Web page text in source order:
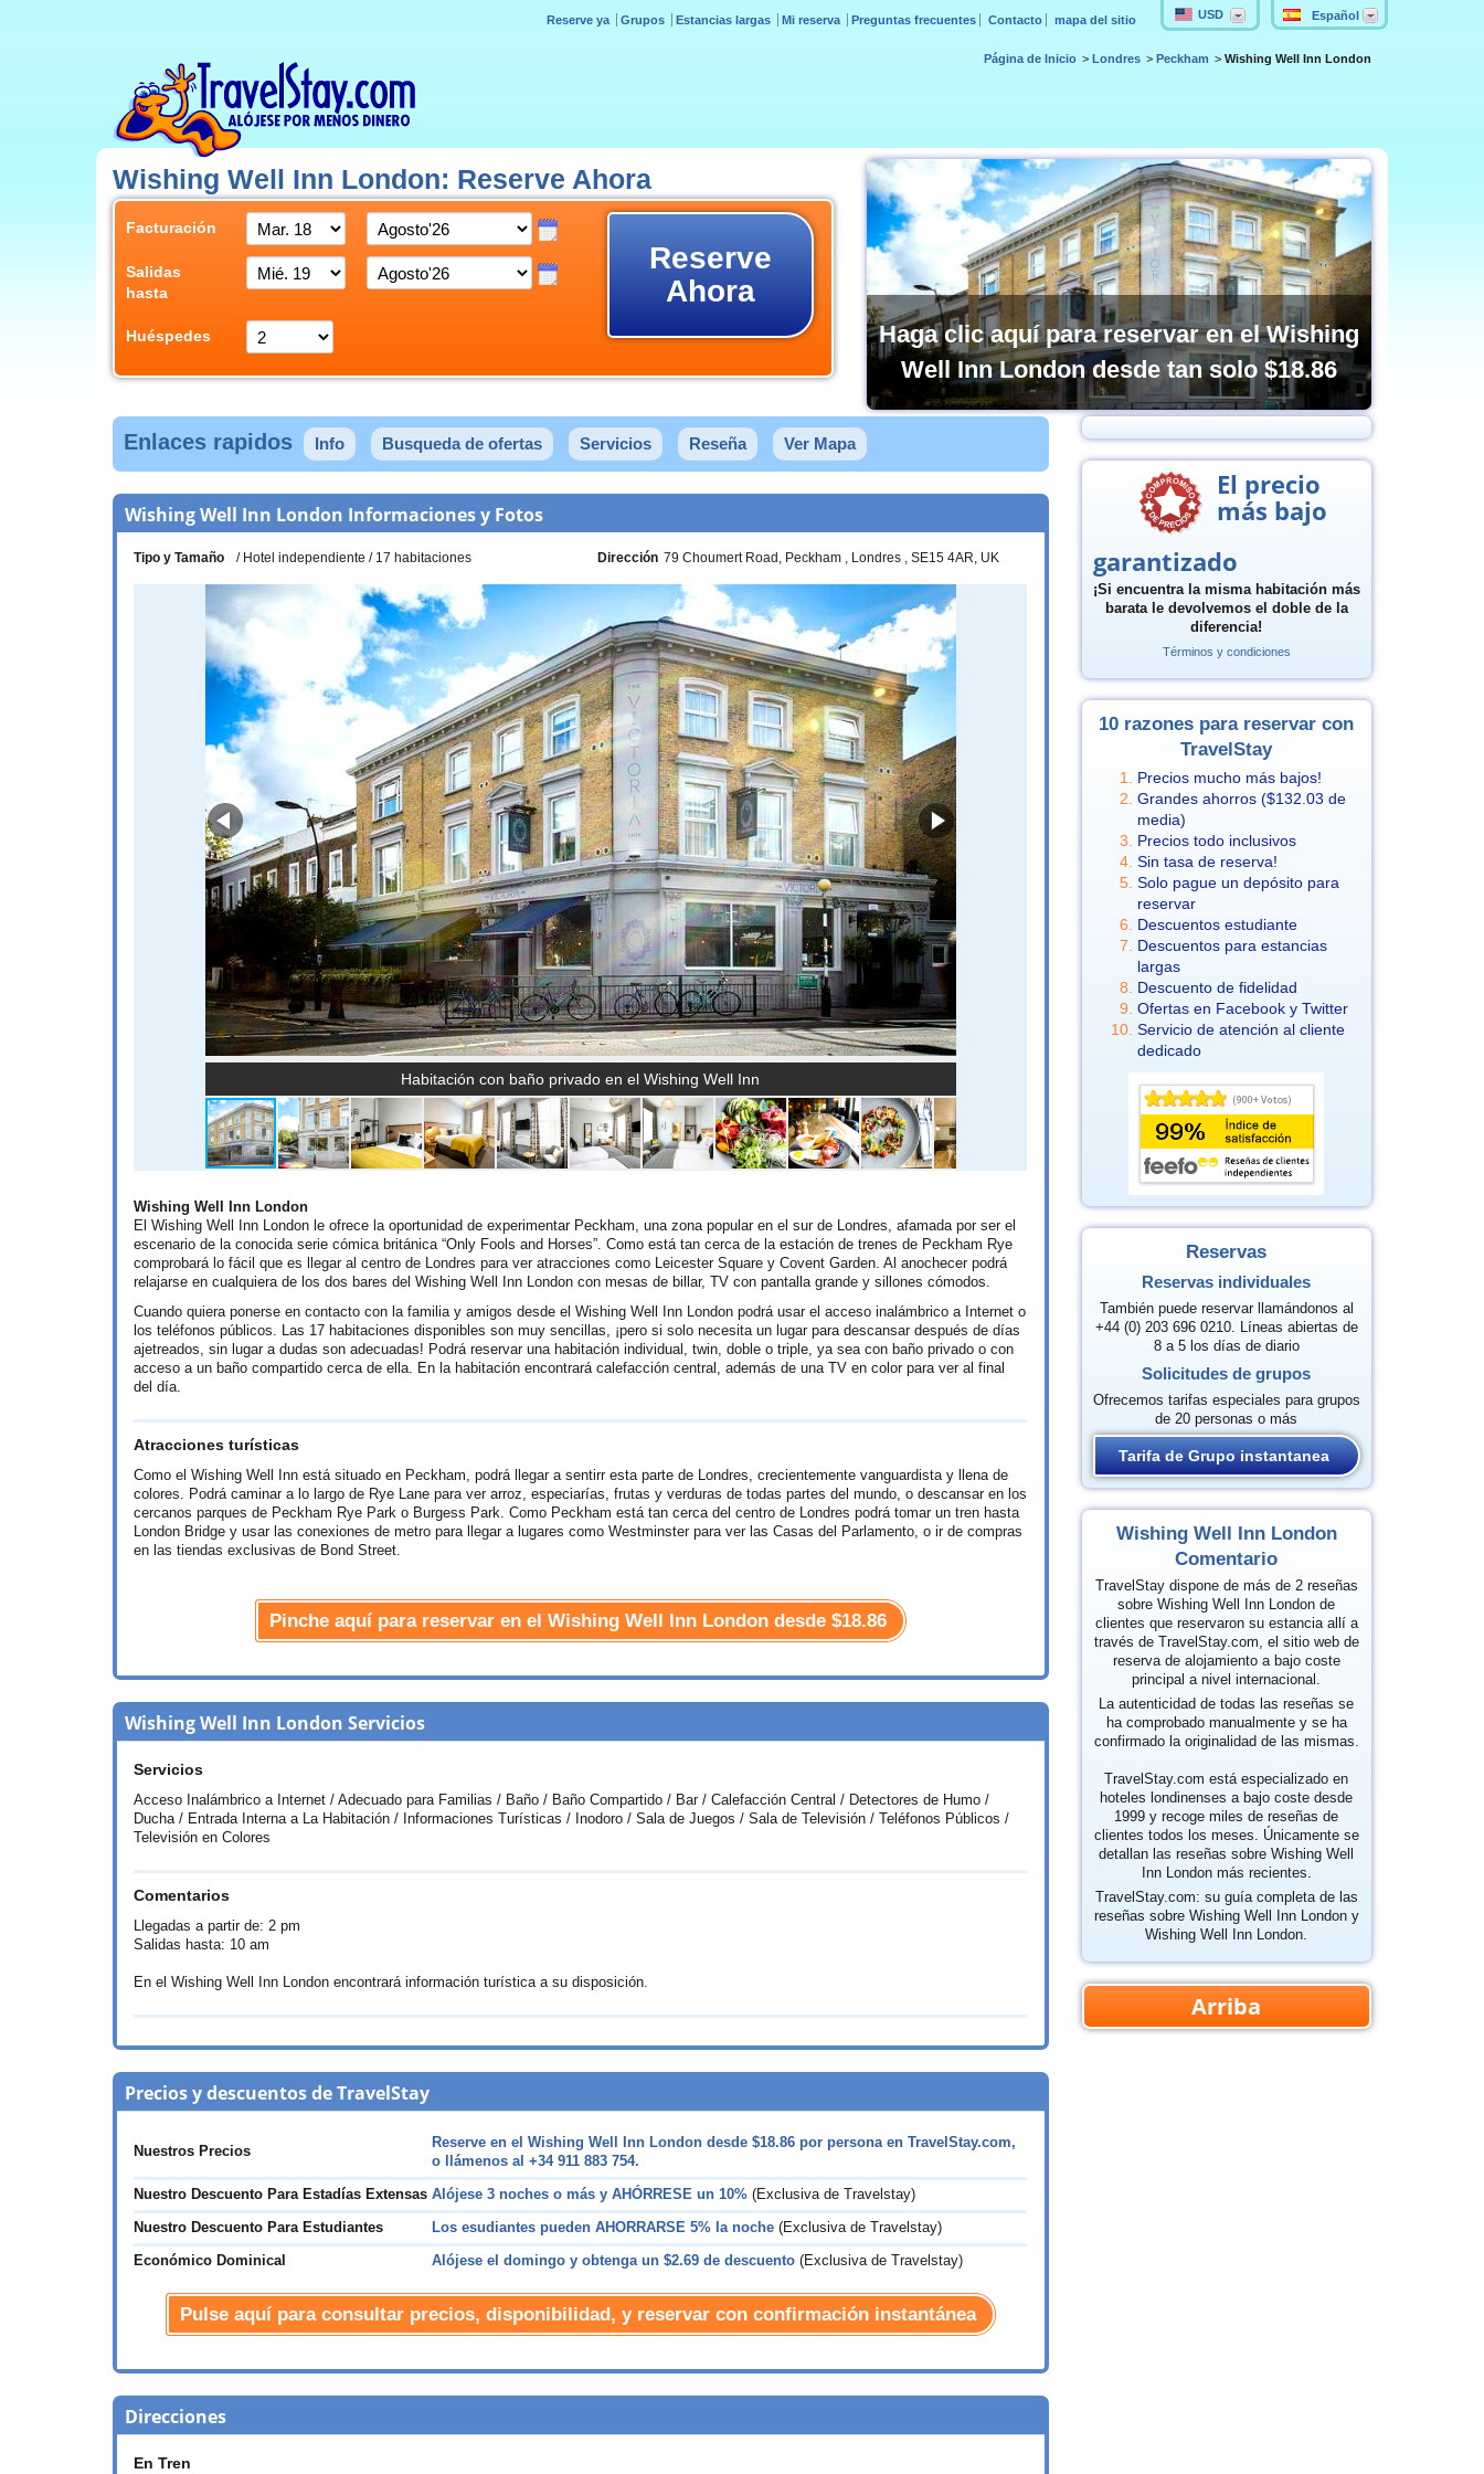
Español
USD
Reserve ya Grupos Estancias largas Mi reserva Preguntas frecuentes Contacto mapa del sitio
Página de Inicio Londres Peckham Wishing Well Inn London
Wishing Well Inn London: Reserve Ahora
Facturación
Salidas
hasta
Huéspedes
Reserve
Ahora
Haga clic aquí para reservar en el Wishing
Well Inn London desde tan solo $18.86
Enlaces rapidos Info Busqueda de ofertas Servicios Reseña Ver Mapa
Wishing Well Inn London Informaciones y Fotos
Tipo y Tamaño Hotel independiente 17 habitaciones Dirección 79 Choumert Road Peckham Londres SE15 4AR UK
Habitación con baño privado en el Wishing Well Inn
Wishing Well Inn London
El Wishing Well Inn London le ofrece la oportunidad de experimentar Peckham, una zona popular en el sur de Londres, afamada por ser el
escenario de la conocida serie cómica británica “Only Fools and Horses”. Como está tan cerca de la estación de trenes de Peckham Rye
comprobará lo fácil que es llegar al centro de Londres para ver atracciones como Leicester Square y Covent Garden. Al anochecer podrá
relajarse en cualquiera de los dos bares del Wishing Well Inn London con mesas de billar, TV con pantalla grande y sillones cómodos.
Cuando quiera ponerse en contacto con la familia y amigos desde el Wishing Well Inn London podrá usar el acceso inalámbrico a Internet o
los teléfonos públicos. Las 17 habitaciones disponibles son muy sencillas, ¡pero si solo necesita un lugar para descansar después de días
ajetreados, sin lugar a dudas son adecuadas! Podrá reservar una habitación individual, twin, doble o triple, ya sea con baño privado o con
acceso a un baño compartido cerca de ella. En la habitación encontrará calefacción central, además de una TV en color para ver al final
del día.
Atracciones turísticas
Como el Wishing Well Inn está situado en Peckham, podrá llegar a sentirr esta parte de Londres, crecientemente vanguardista y llena de
colores. Podrá caminar a lo largo de Rye Lane para ver arroz, especiarías, frutas y verduras de todas partes del mundo, o descansar en los
cercanos parques de Peckham Rye Park o Burgess Park. Como Peckham está tan cerca del centro de Londres podrá tomar un tren hasta
London Bridge y usar las conexiones de metro para llegar a lugares como Westminster para ver las Casas del Parlamento, o ir de compras
en las tiendas exclusivas de Bond Street.
Pinche aquí para reservar en el Wishing Well Inn London desde $18.86
Wishing Well Inn London Servicios
Servicios
Acceso Inalámbrico a Internet / Adecuado para Familias / Baño / Baño Compartido / Bar / Calefacción Central / Detectores de Humo /
Ducha / Entrada Interna a La Habitación / Informaciones Turísticas / Inodoro / Sala de Juegos / Sala de Televisión / Teléfonos Públicos /
Televisión en Colores
Comentarios
Llegadas a partir de: 2 pm
Salidas hasta: 10 am
En el Wishing Well Inn London encontrará información turística a su disposición.
Precios y descuentos de TravelStay
Nuestros Precios
Reserve en el Wishing Well Inn London desde $18.86 por persona en TravelStay.com,
o llámenos al +34 911 883 754.
Nuestro Descuento Para Estadías Extensas Alójese 3 noches o más y AHÓRRESE un 10% (Exclusiva de Travelstay)
Nuestro Descuento Para Estudiantes Los esudiantes pueden AHORRARSE 5% la noche (Exclusiva de Travelstay)
Económico Dominical Alójese el domingo y obtenga un $2.69 de descuento (Exclusiva de Travelstay)
Pulse aquí para consultar precios, disponibilidad, y reservar con confirmación instantánea
Direcciones
En Tren
El precio
más bajo
garantizado
¡Si encuentra la misma habitación más
barata le devolvemos el doble de la
diferencia!
Términos y condiciones
10 razones para reservar con
TravelStay
Precios mucho más bajos!
Grandes ahorros ($132.03 de
media)
Precios todo inclusivos
Sin tasa de reserva!
Solo pague un depósito para
reservar
Descuentos estudiante
Descuentos para estancias
largas
Descuento de fidelidad
Ofertas en Facebook y Twitter
Servicio de atención al cliente
dedicado
Reservas
Reservas individuales
También puede reservar llamándonos al
+44 (0) 203 696 0210. Líneas abiertas de
8 a 5 los días de diario
Solicitudes de grupos
Ofrecemos tarifas especiales para grupos
de 20 personas o más
Tarifa de Grupo instantanea
Wishing Well Inn London
Comentario
TravelStay dispone de más de 2 reseñas
sobre Wishing Well Inn London de
clientes que reservaron su estancia allí a
través de TravelStay.com, el sitio web de
reserva de alojamiento a bajo coste
principal a nivel internacional.
La autenticidad de todas las reseñas se
ha comprobado manualmente y se ha
confirmado la originalidad de las mismas.
TravelStay.com está especializado en
hoteles londinenses a bajo coste desde
1999 y recoge miles de reseñas de
clientes todos los meses. Únicamente se
detallan las reseñas sobre Wishing Well
Inn London más recientes.
TravelStay.com: su guía completa de las
reseñas sobre Wishing Well Inn London y
Wishing Well Inn London.
Arriba